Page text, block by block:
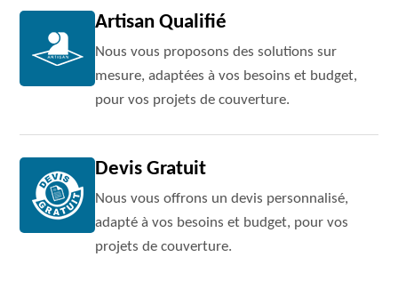
Artisan Qualifié
Nous vous proposons des solutions sur
mesure, adaptées à vos besoins et budget,
pour vos projets de couverture.
Devis Gratuit
Nous vous offrons un devis personnalisé,
adapté à vos besoins et budget, pour vos
projets de couverture.